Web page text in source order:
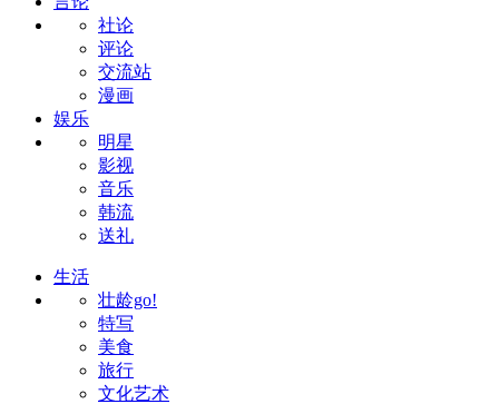
社论
评论
交流站
漫画
娱乐
明星
影视
音乐
韩流
送礼
生活
壮龄go!
特写
美食
旅行
文化艺术